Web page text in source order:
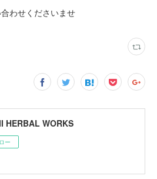
わせくださいませ
HERBAL WORKS
ー